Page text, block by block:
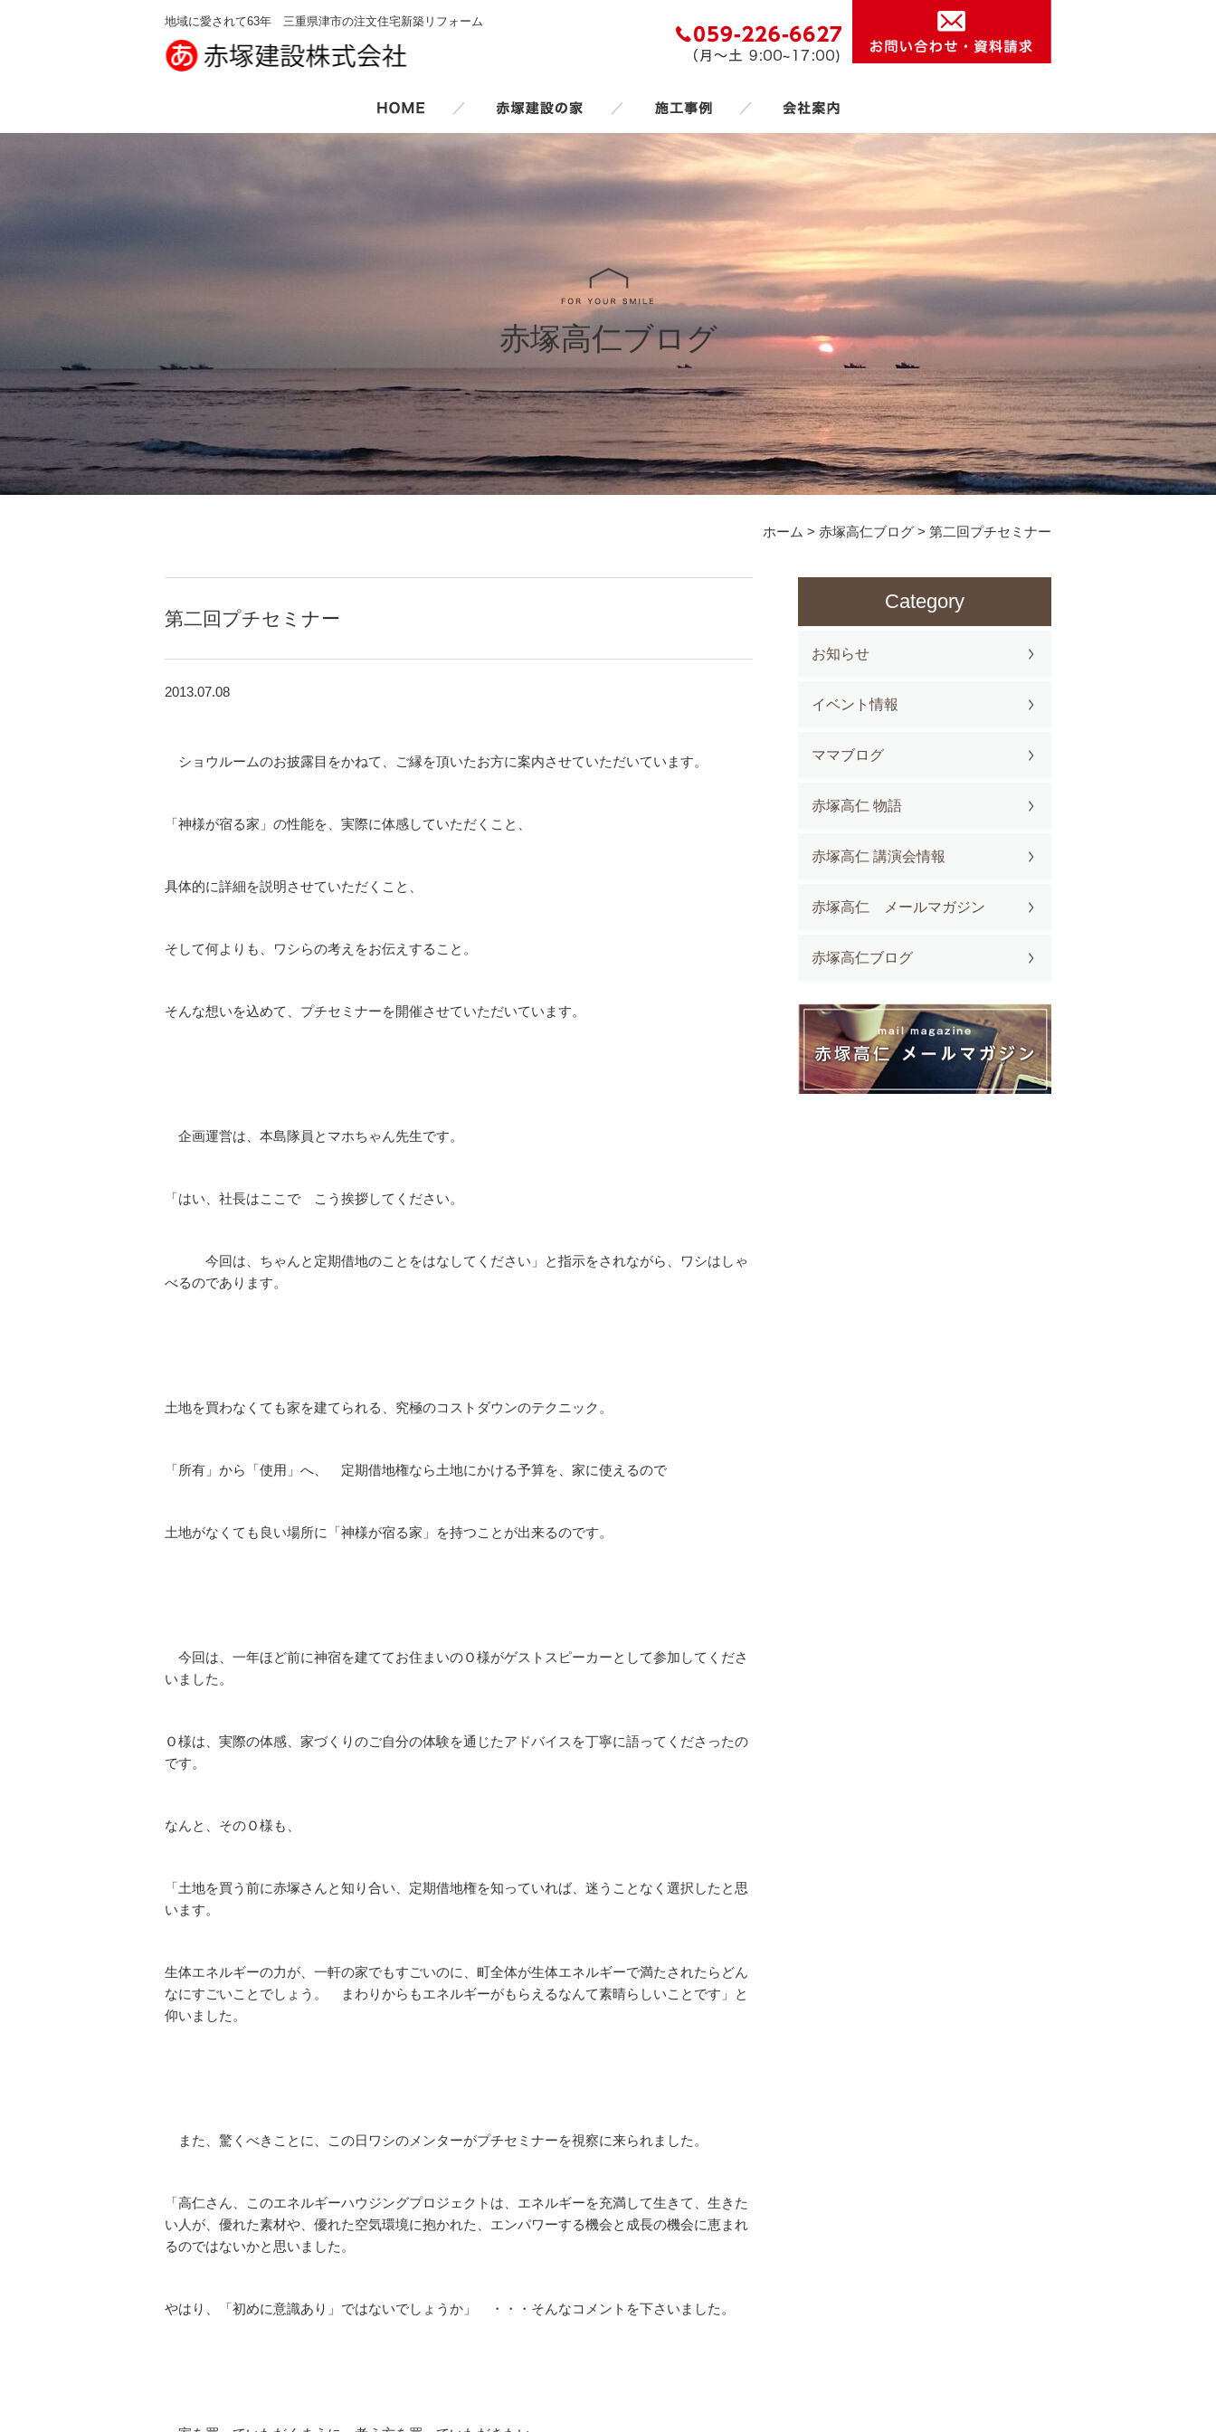
地域に愛されて63年 三重県津市の注文住宅新築リフォーム
／ ／ ／
赤塚高仁ブログ
ホーム > 赤塚高仁ブログ > 第二回プチセミナー
第二回プチセミナー
2013.07.08
ショウルームのお披露目をかねて、ご縁を頂いたお方に案内させていただいています。
「神様が宿る家」の性能を、実際に体感していただくこと、
具体的に詳細を説明させていただくこと、
そして何よりも、ワシらの考えをお伝えすること。
そんな想いを込めて、プチセミナーを開催させていただいています。
企画運営は、本島隊員とマホちゃん先生です。
「はい、社長はここで こう挨拶してください。
今回は、ちゃんと定期借地のことをはなしてください」と指示をされながら、ワシはしゃ
べるのであります。
土地を買わなくても家を建てられる、究極のコストダウンのテクニック。
「所有」から「使用」へ、 定期借地権なら土地にかける予算を、家に使えるので
土地がなくても良い場所に「神様が宿る家」を持つことが出来るのです。
今回は、一年ほど前に神宿を建ててお住まいのＯ様がゲストスピーカーとして参加してくださ
いました。
Ｏ様は、実際の体感、家づくりのご自分の体験を通じたアドバイスを丁寧に語ってくださったの
です。
なんと、そのＯ様も、
「土地を買う前に赤塚さんと知り合い、定期借地権を知っていれば、迷うことなく選択したと思
います。
生体エネルギーの力が、一軒の家でもすごいのに、町全体が生体エネルギーで満たされたらどん
なにすごいことでしょう。 まわりからもエネルギーがもらえるなんて素晴らしいことです」と
仰いました。
また、驚くべきことに、この日ワシのメンターがプチセミナーを視察に来られました。
「高仁さん、このエネルギーハウジングプロジェクトは、エネルギーを充満して生きて、生きた
い人が、優れた素材や、優れた空気環境に抱かれた、エンパワーする機会と成長の機会に恵まれ
るのではないかと思いました。
やはり、「初めに意識あり」ではないでしょうか」 ・・・そんなコメントを下さいました。
Category
お知らせ
イベント情報
ママブログ
赤塚高仁 物語
赤塚高仁 講演会情報
赤塚高仁 メールマガジン
赤塚高仁ブログ